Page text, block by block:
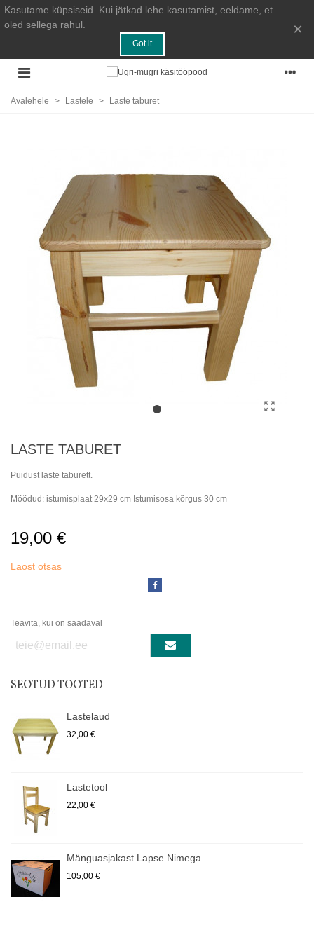
Kasutame küpsiseid. Kui jätkad lehe kasutamist, eeldame, et
oled sellega rahul.
Got it
×
Avalehele > Lastele > Laste taburet
LASTE TABURET
Puidust laste taburett.
Mõõdud: istumisplaat 29x29 cm Istumisosa kõrgus 30 cm
19,00 €
Laost otsas
Teavita, kui on saadaval
SEOTUD TOOTED
Lastelaud
32,00 €
Lastetool
22,00 €
Mänguasjakast Lapse Nimega
105,00 €